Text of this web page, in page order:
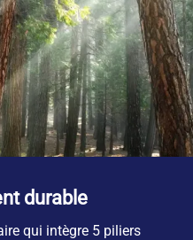
durable
qui intègre 5 piliers